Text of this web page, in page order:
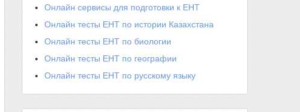
Онлайн сервисы для подготовки к ЕНТ
Онлайн тесты ЕНТ по истории Казахстана
Онлайн тесты ЕНТ по биологии
Онлайн тесты ЕНТ по географии
Онлайн тесты ЕНТ по русскому языку